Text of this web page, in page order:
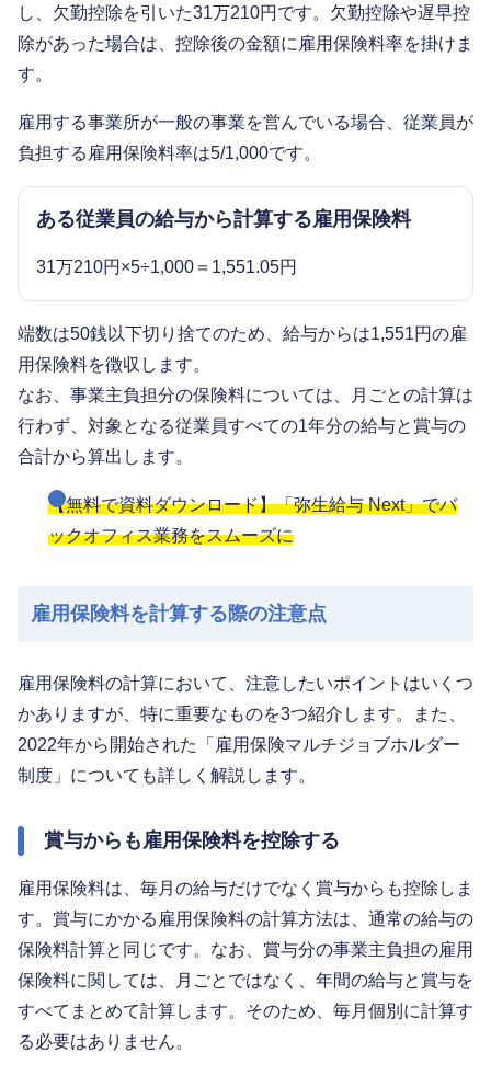
し、欠勤控除を引いた31万210円です。欠勤控除や遅早控
除があった場合は、控除後の金額に雇用保険料率を掛けま
す。
雇用する事業所が一般の事業を営んでいる場合、従業員が
負担する雇用保険料率は5/1,000です。
ある従業員の給与から計算する雇用保険料
31万210円×5÷1,000＝1,551.05円
端数は50銭以下切り捨てのため、給与からは1,551円の雇
用保険料を徴収します。
なお、事業主負担分の保険料については、月ごとの計算は
行わず、対象となる従業員すべての1年分の給与と賞与の
合計から算出します。
【無料で資料ダウンロード】「弥生給与 Next」でバ
ックオフィス業務をスムーズに
雇用保険料を計算する際の注意点
雇用保険料の計算において、注意したいポイントはいくつ
かありますが、特に重要なものを3つ紹介します。また、
2022年から開始された「雇用保険マルチジョブホルダー
制度」についても詳しく解説します。
賞与からも雇用保険料を控除する
雇用保険料は、毎月の給与だけでなく賞与からも控除しま
す。賞与にかかる雇用保険料の計算方法は、通常の給与の
保険料計算と同じです。なお、賞与分の事業主負担の雇用
保険料に関しては、月ごとではなく、年間の給与と賞与を
すべてまとめて計算します。そのため、毎月個別に計算す
る必要はありません。